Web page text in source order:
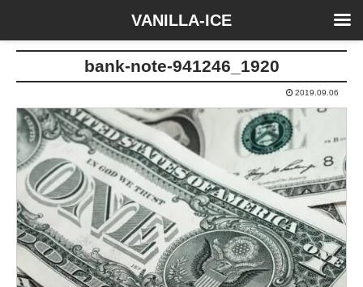
bank-note-941246_1920
2019.09.06
VANILLA-ICE